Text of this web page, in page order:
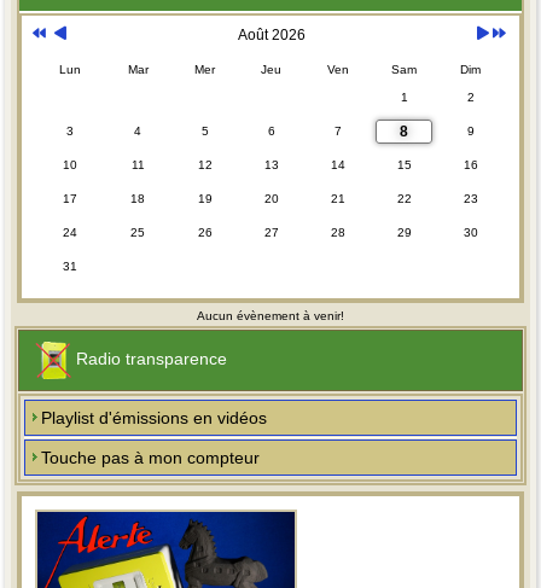
Août 2026
Lun Mar Mer Jeu Ven Sam Dim
1 2
3 4 5 6 7 8 9
10 11 12 13 14 15 16
17 18 19 20 21 22 23
24 25 26 27 28 29 30
31
Aucun évènement à venir!
Radio transparence
Playlist d'émissions en vidéos
Touche pas à mon compteur